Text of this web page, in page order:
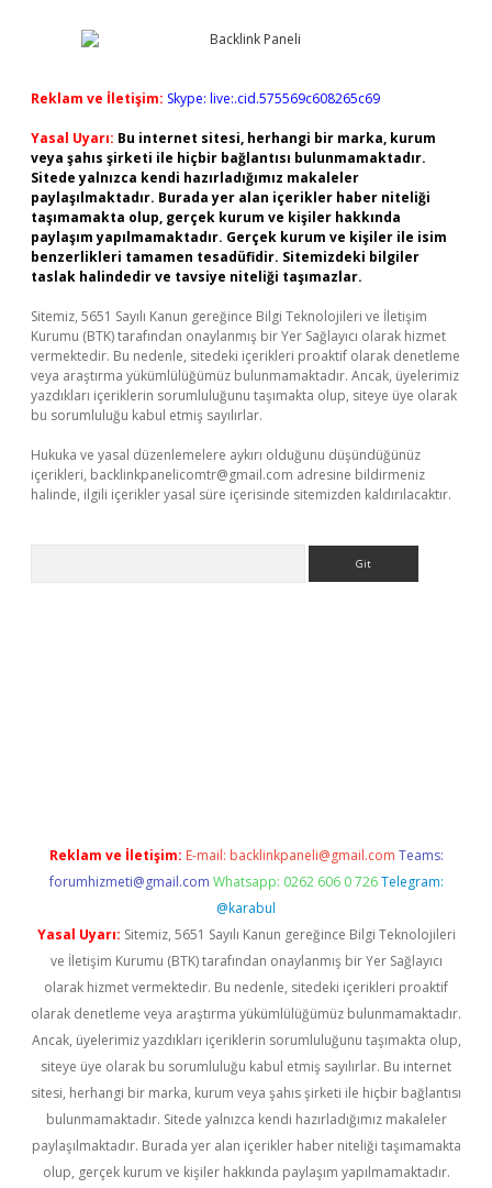
Reklam ve İletişim: Skype: live:.cid.575569c608265c69
Yasal Uyarı: Bu internet sitesi, herhangi bir marka, kurum
veya şahıs şirketi ile hiçbir bağlantısı bulunmamaktadır.
Sitede yalnızca kendi hazırladığımız makaleler
paylaşılmaktadır. Burada yer alan içerikler haber niteliği
taşımamakta olup, gerçek kurum ve kişiler hakkında
paylaşım yapılmamaktadır. Gerçek kurum ve kişiler ile isim
benzerlikleri tamamen tesadüfidir. Sitemizdeki bilgiler
taslak halindedir ve tavsiye niteliği taşımazlar.
Sitemiz, 5651 Sayılı Kanun gereğince Bilgi Teknolojileri ve İletişim
Kurumu (BTK) tarafından onaylanmış bir Yer Sağlayıcı olarak hizmet
vermektedir. Bu nedenle, sitedeki içerikleri proaktif olarak denetleme
veya araştırma yükümlülüğümüz bulunmamaktadır. Ancak, üyelerimiz
yazdıkları içeriklerin sorumluluğunu taşımakta olup, siteye üye olarak
bu sorumluluğu kabul etmiş sayılırlar.
Hukuka ve yasal düzenlemelere aykırı olduğunu düşündüğünüz
içerikleri, backlinkpanelicomtr@gmail.com adresine bildirmeniz
halinde, ilgili içerikler yasal süre içerisinde sitemizden kaldırılacaktır.
Reklam ve İletişim: E-mail: backlinkpaneli@gmail.com Teams:
forumhizmeti@gmail.com Whatsapp: 0262 606 0 726 Telegram:
@karabul
Yasal Uyarı: Sitemiz, 5651 Sayılı Kanun gereğince Bilgi Teknolojileri
ve İletişim Kurumu (BTK) tarafından onaylanmış bir Yer Sağlayıcı
olarak hizmet vermektedir. Bu nedenle, sitedeki içerikleri proaktif
olarak denetleme veya araştırma yükümlülüğümüz bulunmamaktadır.
Ancak, üyelerimiz yazdıkları içeriklerin sorumluluğunu taşımakta olup,
siteye üye olarak bu sorumluluğu kabul etmiş sayılırlar. Bu internet
sitesi, herhangi bir marka, kurum veya şahıs şirketi ile hiçbir bağlantısı
bulunmamaktadır. Sitede yalnızca kendi hazırladığımız makaleler
paylaşılmaktadır. Burada yer alan içerikler haber niteliği taşımamakta
olup, gerçek kurum ve kişiler hakkında paylaşım yapılmamaktadır.